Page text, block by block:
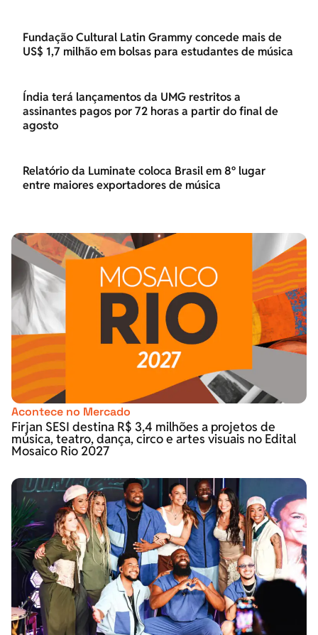
Fundação Cultural Latin Grammy concede mais de
US$ 1,7 milhão em bolsas para estudantes de música
Índia terá lançamentos da UMG restritos a
assinantes pagos por 72 horas a partir do final de
agosto
Relatório da Luminate coloca Brasil em 8º lugar
entre maiores exportadores de música
Acontece no Mercado
Firjan SESI destina R$ 3,4 milhões a projetos de
música, teatro, dança, circo e artes visuais no Edital
Mosaico Rio 2027